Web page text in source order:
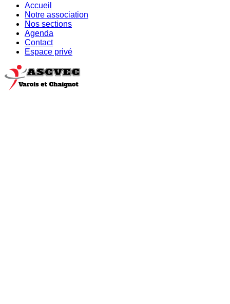
Accueil
Notre association
Nos sections
Agenda
Contact
Espace privé